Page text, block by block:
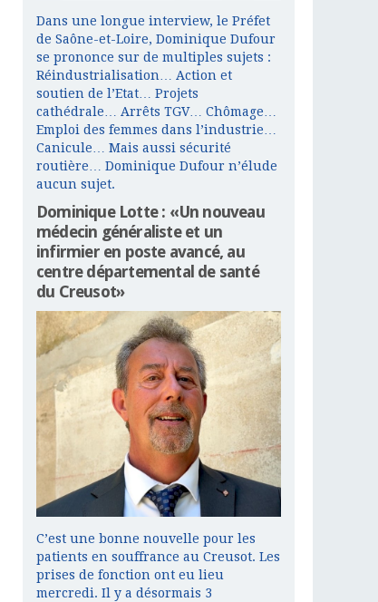
Dans une longue interview, le Préfet
de Saône-et-Loire, Dominique Dufour
se prononce sur de multiples sujets :
Réindustrialisation… Action et
soutien de l’Etat… Projets
cathédrale… Arrêts TGV… Chômage…
Emploi des femmes dans l’industrie…
Canicule… Mais aussi sécurité
routière… Dominique Dufour n’élude
aucun sujet.
Dominique Lotte : «Un nouveau
médecin généraliste et un
infirmier en poste avancé, au
centre départemental de santé
du Creusot»
C’est une bonne nouvelle pour les
patients en souffrance au Creusot. Les
prises de fonction ont eu lieu
mercredi. Il y a désormais 3